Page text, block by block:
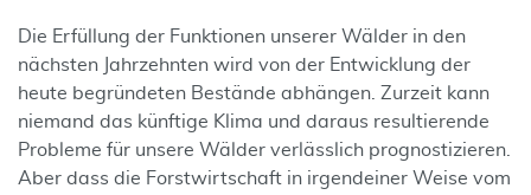
Die Erfüllung der Funktionen unserer Wälder in den
nächsten Jahrzehnten wird von der Entwicklung der
heute begründeten Bestände abhängen. Zurzeit kann
niemand das künftige Klima und daraus resultierende
Probleme für unsere Wälder verlässlich prognostizieren.
Aber dass die Forstwirtschaft in irgendeiner Weise vom